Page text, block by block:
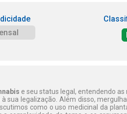
e seu status legal, entendendo as
sua legalização. Além disso,
como o uso medicinal da